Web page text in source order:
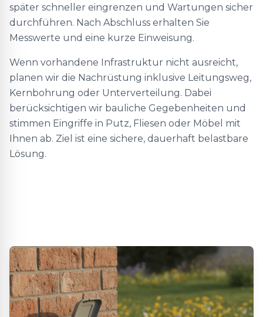
später schneller eingrenzen und Wartungen sicher
durchführen. Nach Abschluss erhalten Sie
Messwerte und eine kurze Einweisung.
Wenn vorhandene Infrastruktur nicht ausreicht,
planen wir die Nachrüstung inklusive Leitungsweg,
Kernbohrung oder Unterverteilung. Dabei
berücksichtigen wir bauliche Gegebenheiten und
stimmen Eingriffe in Putz, Fliesen oder Möbel mit
Ihnen ab. Ziel ist eine sichere, dauerhaft belastbare
Lösung.